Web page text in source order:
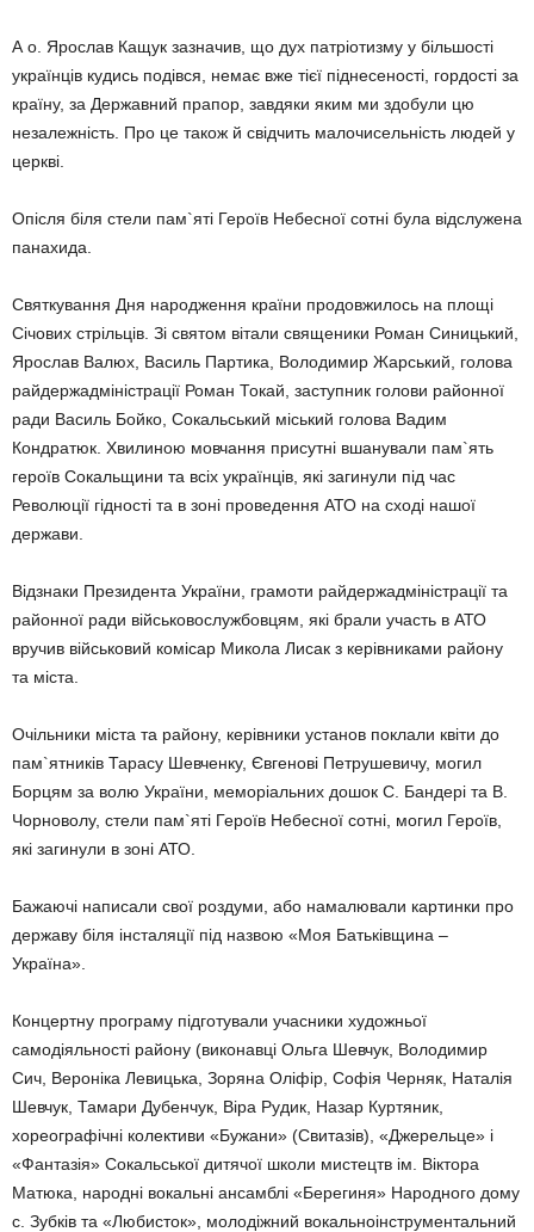
А о. Ярослав Кащук зазначив, що дух патріотизму у більшості
українців кудись подівся, немає вже тієї піднесеності, гордості за
країну, за Державний прапор, завдяки яким ми здобули цю
незалежність. Про це також й свідчить малочисельність людей у
церкві.
Опісля біля стели пам`яті Героїв Небесної сотні була відслужена
панахида.
Святкування Дня народження країни продовжилось на площі
Січових стрільців. Зі святом вітали священики Роман Синицький,
Ярослав Валюх, Василь Партика, Володимир Жарський, голова
райдержадміністрації Роман Токай, заступник голови районної
ради Василь Бойко, Сокальський міський голова Вадим
Кондратюк. Хвилиною мовчання присутні вшанували пам`ять
героїв Сокальщини та всіх українців, які загинули під час
Революції гідності та в зоні проведення АТО на сході нашої
держави.
Відзнаки Президента України, грамоти райдержадміністрації та
районної ради військовослужбовцям, які брали участь в АТО
вручив військовий комісар Микола Лисак з керівниками району
та міста.
Очільники міста та району, керівники установ поклали квіти до
пам`ятників Тарасу Шевченку, Євгенові Петрушевичу, могил
Борцям за волю України, меморіальних дошок С. Бандері та В.
Чорноволу, стели пам`яті Героїв Небесної сотні, могил Героїв,
які загинули в зоні АТО.
Бажаючі написали свої роздуми, або намалювали картинки про
державу біля інсталяції під назвою «Моя Батьківщина –
Україна».
Концертну програму підготували учасники художньої
самодіяльності району (виконавці Ольга Шевчук, Володимир
Сич, Вероніка Левицька, Зоряна Оліфір, Софія Черняк, Наталія
Шевчук, Тамари Дубенчук, Віра Рудик, Назар Куртяник,
хореографічні колективи «Бужани» (Свитазів), «Джерельце» і
«Фантазія» Сокальської дитячої школи мистецтв ім. Віктора
Матюка, народні вокальні ансамблі «Берегиня» Народного дому
с. Зубків та «Любисток», молодіжний вокальноінструментальний